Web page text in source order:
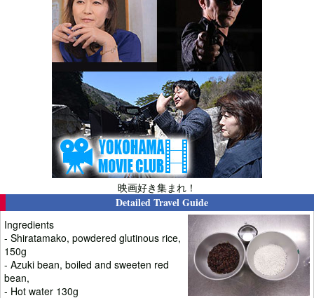
映画好き集まれ！
Detailed Travel Guide
Ingredients
- Shiratamako, powdered glutinous rice,
150g
- Azuki bean, boiled and sweeten red
bean,
- Hot water 130g